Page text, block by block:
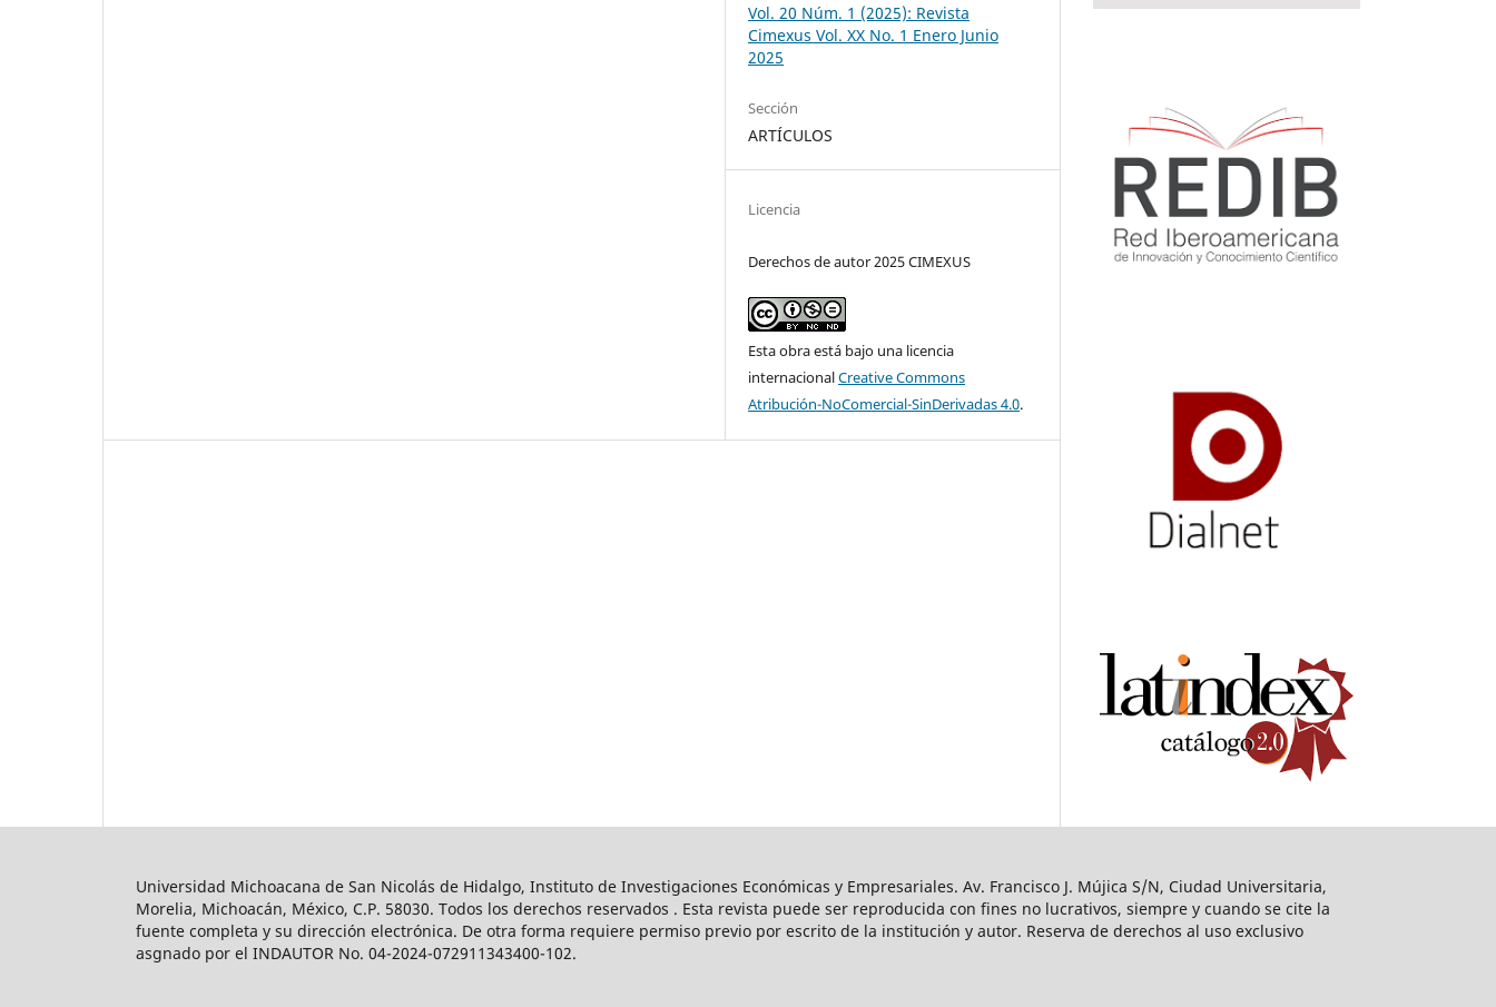
Vol. 20 Núm. 1 (2025): Revista
Cimexus Vol. XX No. 1 Enero Junio
2025
Sección
ARTÍCULOS
Licencia
Derechos de autor 2025 CIMEXUS
Esta obra está bajo una licencia
internacionalCreative Commons
Atribución-NoComercial-SinDerivadas 4.0.
Universidad Michoacana de San Nicolás de Hidalgo, Instituto de Investigaciones Económicas y Empresariales. Av. Francisco J. Mújica S/N, Ciudad Universitaria,
Morelia, Michoacán, México, C.P. 58030. Todos los derechos reservados . Esta revista puede ser reproducida con fines no lucrativos, siempre y cuando se cite la
fuente completa y su dirección electrónica. De otra forma requiere permiso previo por escrito de la institución y autor. Reserva de derechos al uso exclusivo
asgnado por el INDAUTOR No. 04-2024-072911343400-102.